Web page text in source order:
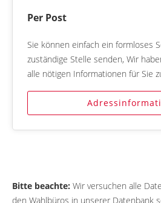
Per Post
Sie können einfach ein formloses
zuständige Stelle senden, Wir
alle nötigen Informationen für Sie
Bitte beachte: Wir versuchen alle
den Wahlbüros in unserer Datenbank